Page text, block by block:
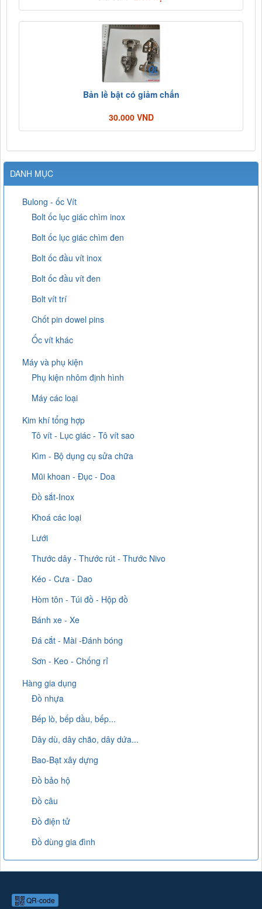
Bản lề bật có giảm chấn
30.000 VND
DANH MỤC
Bulong - ốc Vít
Bolt ốc lục giác chìm inox
Bolt ốc lục giác chìm đen
Bolt ốc đầu vít inox
Bolt ốc đầu vít đen
Bolt vít trí
Chốt pin dowel pins
Ốc vít khác
Máy và phụ kiện
Phụ kiện nhôm định hình
Máy các loại
Kim khí tổng hợp
Tô vít - Lục giác - Tô vít sao
Kìm - Bộ dụng cụ sửa chữa
Mũi khoan - Đục - Doa
Đồ sắt-Inox
Khoá các loại
Lưới
Thước dây - Thước rút - Thước Nivo
Kéo - Cưa - Dao
Hòm tôn - Túi đồ - Hộp đồ
Bánh xe - Xe
Đá cắt - Mài -Đánh bóng
Sơn - Keo - Chống rỉ
Hàng gia dụng
Đồ nhựa
Bếp lò, bếp dầu, bếp...
Dây dù, dây chão, dây dứa...
Bao-Bạt xây dựng
Đồ bảo hộ
Đồ câu
Đồ điện tử
Đồ dùng gia đình
QR-code